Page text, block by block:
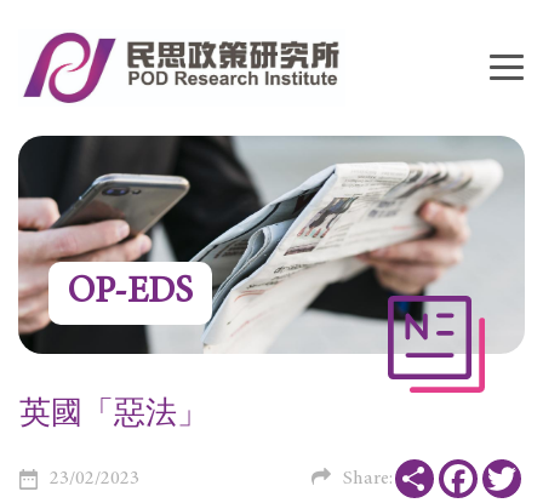
OP-EDS
英國「惡法」
23/02/2023 Share: Share